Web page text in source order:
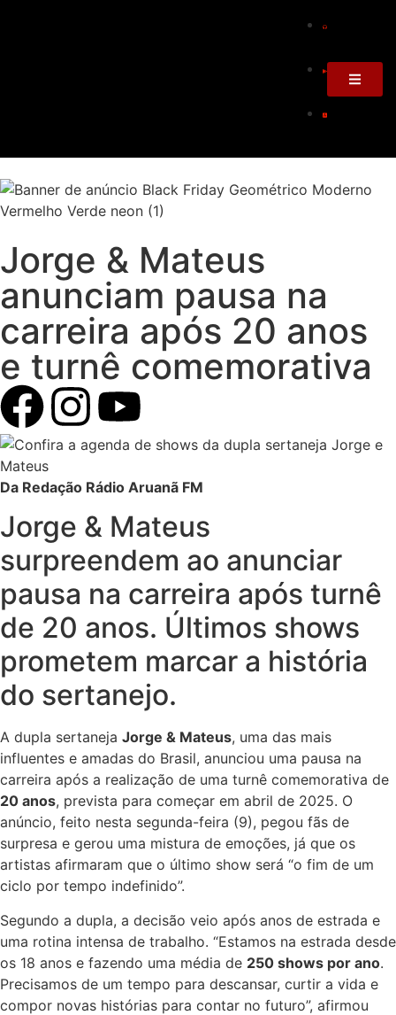
Jorge & Mateus
anunciam pausa na
carreira após 20 anos
e turnê comemorativa
Da Redação Rádio Aruanã FM
Jorge & Mateus
surpreendem ao anunciar
pausa na carreira após turnê
de 20 anos. Últimos shows
prometem marcar a história
do sertanejo.
A dupla sertaneja Jorge & Mateus, uma das mais
influentes e amadas do Brasil, anunciou uma pausa na
carreira após a realização de uma turnê comemorativa de
20 anos, prevista para começar em abril de 2025. O
anúncio, feito nesta segunda-feira (9), pegou fãs de
surpresa e gerou uma mistura de emoções, já que os
artistas afirmaram que o último show será “o fim de um
ciclo por tempo indefinido”.
Segundo a dupla, a decisão veio após anos de estrada e
uma rotina intensa de trabalho. “Estamos na estrada desde
os 18 anos e fazendo uma média de 250 shows por ano.
Precisamos de um tempo para descansar, curtir a vida e
compor novas histórias para contar no futuro”, afirmou